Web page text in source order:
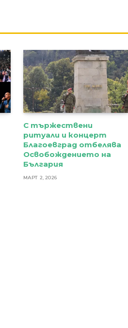
С тържествени
ритуали и концерт
Благоевград отбелява
Освобождението на
България
МАРТ 2, 2026